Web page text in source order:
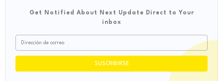
Get Notified About Next Update Direct to Your
inbox